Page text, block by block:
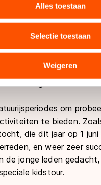
te analyseren. We
onze site met onze
met andere gegevens die u
zij hebben verzameld
kunnen gegevens
de EU, zoals de VS,
geldt
informatie vindt u in
Alles toestaan
Selectie toestaan
Weigeren
vergroot naar 1.20
groot genoeg
Dat werd geregeld
nog steeds heel blij
niet afhankelijk van
om
te bieden.
die dit jaar op 1
en weer zeer
de jonge leden
kidstour.